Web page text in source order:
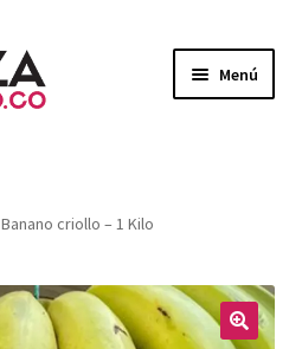
Menú
Banano criollo – 1 Kilo